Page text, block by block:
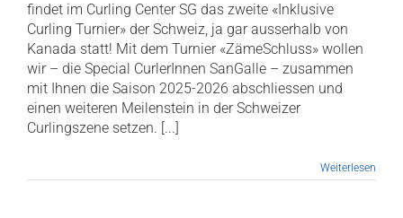
findet im Curling Center SG das zweite «Inklusive
Curling Turnier» der Schweiz, ja gar ausserhalb von
Kanada statt! Mit dem Turnier «ZämeSchluss» wollen
wir – die Special CurlerInnen SanGalle – zusammen
mit Ihnen die Saison 2025-2026 abschliessen und
einen weiteren Meilenstein in der Schweizer
Curlingszene setzen. [...]
Weiterlesen